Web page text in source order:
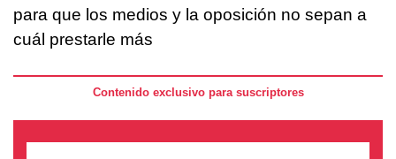
para que los medios y la oposición no sepan a
cuál prestarle más
Contenido exclusivo para suscriptores